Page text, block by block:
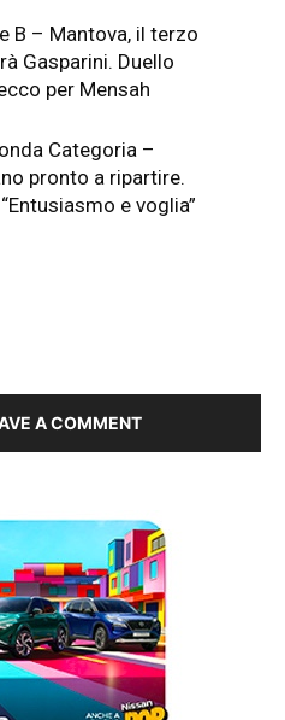
B – Mantova, il terzo
Gasparini. Duello
per Mensah
Categoria –
pronto a ripartire.
e voglia”
A COMMENT